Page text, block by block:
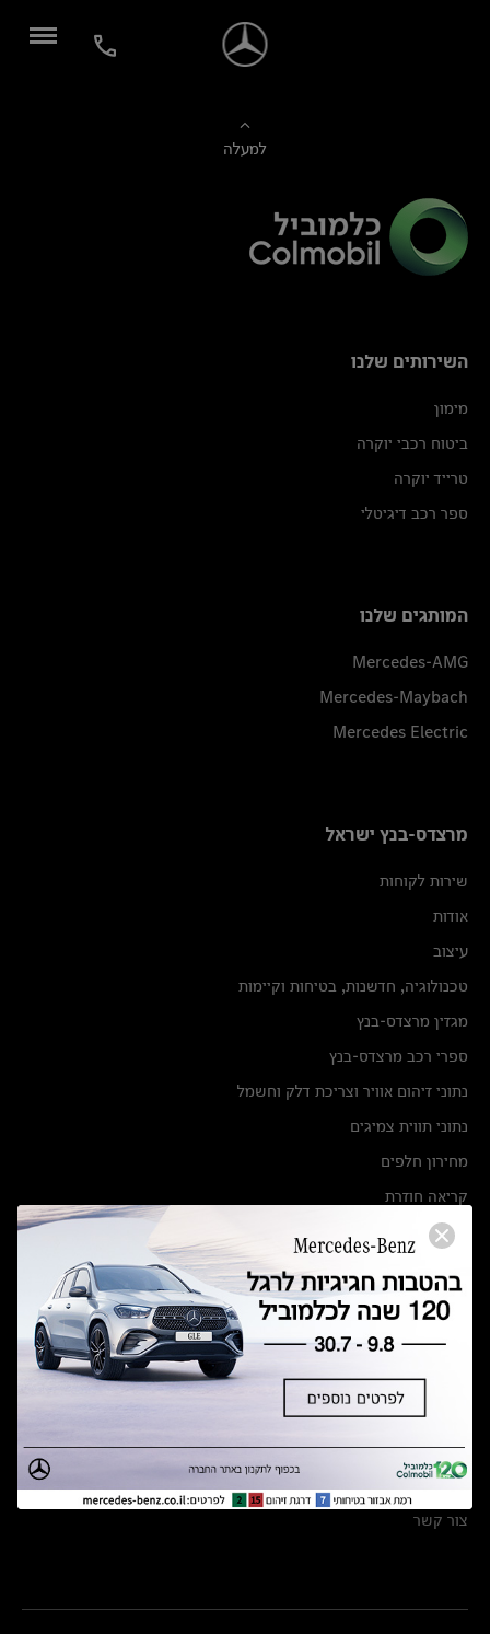
למעלה
השירותים שלנו
מימון
ביטוח רכבי יוקרה
טרייד יוקרה
ספר רכב דיגיטלי
המותגים שלנו
Mercedes-AMG
Mercedes-Maybach
Mercedes Electric
מרצדס-בנץ ישראל
שירות לקוחות
אודות
עיצוב
טכנולוגיה, חדשנות, בטיחות וקיימות
מגזין מרצדס-בנץ
ספרי רכב מרצדס-בנץ
נתוני זיהום אוויר וצריכת דלק וחשמל
נתוני תווית צמיגים
מחירון חלפים
קריאה חוזרת
הודעה על הטבות לרכבי מרצדס בהסדר פשרה בתצ 56447-02-19
תקנון ימי מכירות 120 לכלמוביל
מצאו אותנו
אולמות תצוגה
מרכזי שירות
צור קשר